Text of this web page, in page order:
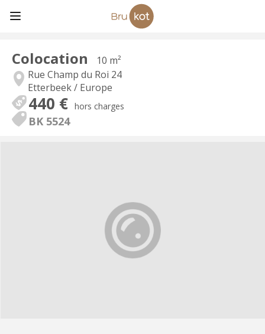
Colocation
10 m²
Rue Champ du Roi 24
Etterbeek / Europe
440 € hors charges
BK 5524